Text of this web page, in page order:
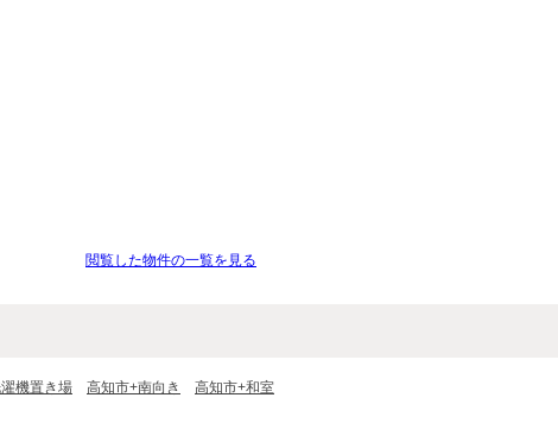
閲覧した物件の一覧を見る
機置き場 高知市+南向き 高知市+和室